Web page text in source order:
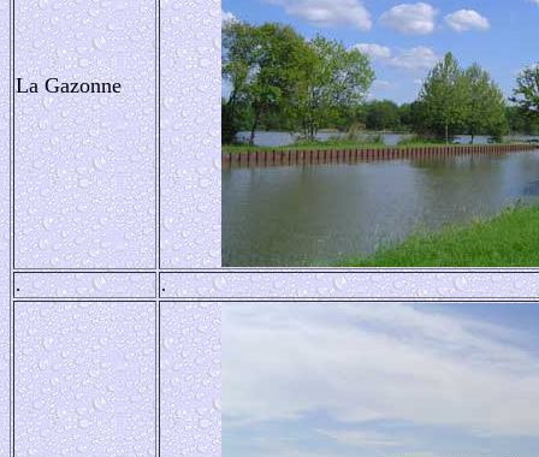
La Gazonne
. .